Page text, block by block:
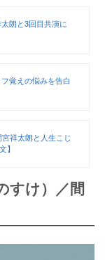
朗と3回目共演に
覚えの悩みを告白
祥太朗と人生こじ
】
すけ）／間